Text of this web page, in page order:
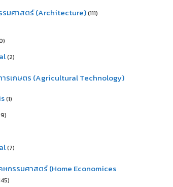
มศาสตร์ (Architecture)(111)
(2)
ารเกษตร (Agricultural Technology)
(1)
(7)
กรรมศาสตร์ (Home Economices